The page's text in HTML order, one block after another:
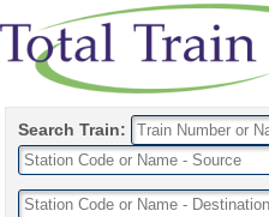
Search Train: